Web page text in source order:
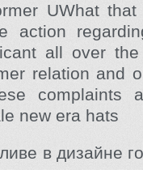
UWhat
action
all over
relation and
complaints
new era hats
в дизайне